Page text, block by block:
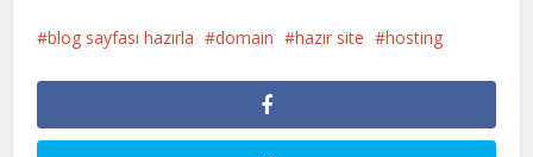
blog sayfası hazırla domain hazır site hosting